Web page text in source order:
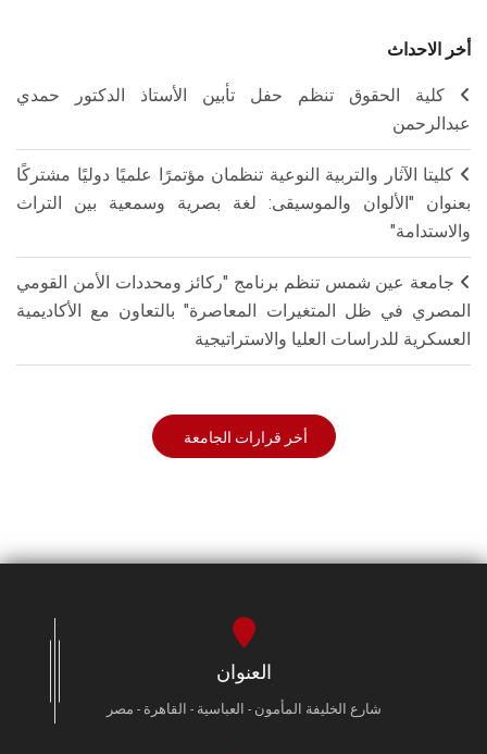
أخر الاحداث
كلية الحقوق تنظم حفل تأبين الأستاذ الدكتور حمدي
عبدالرحمن
كليتا الآثار والتربية النوعية تنظمان مؤتمرًا علميًا دوليًا مشتركًا
بعنوان "الألوان والموسيقى: لغة بصرية وسمعية بين التراث
والاستدامة"
جامعة عين شمس تنظم برنامج "ركائز ومحددات الأمن القومي
المصري في ظل المتغيرات المعاصرة" بالتعاون مع الأكاديمية
العسكرية للدراسات العليا والاستراتيجية
أخر قرارات الجامعة
العنوان
شارع الخليفة المأمون - العباسية - القاهرة - مصر